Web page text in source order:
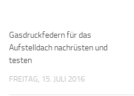
Gasdruckfedern für das
Aufstelldach nachrüsten und
testen
FREITAG, 15. JULI 2016